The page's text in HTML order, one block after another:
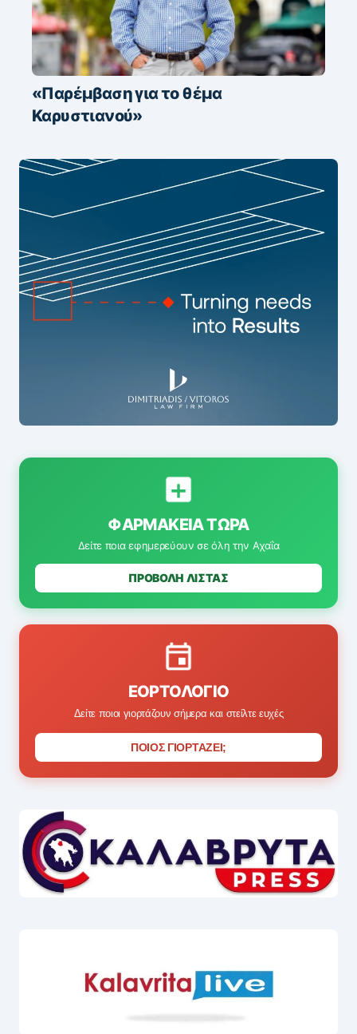
«Παρέμβαση για το θέμα
Καρυστιανού»
ΦΑΡΜΑΚΕΊΑ ΤΏΡΑ
Δείτε ποια εφημερεύουν σε όλη την Αχαΐα
ΠΡΟΒΟΛΗ ΛΙΣΤΑΣ
ΕΟΡΤΟΛΌΓΙΟ
Δείτε ποιοι γιορτάζουν σήμερα και στείλτε ευχές
ΠΟΙΟΣ ΓΙΟΡΤΑΖΕΙ;